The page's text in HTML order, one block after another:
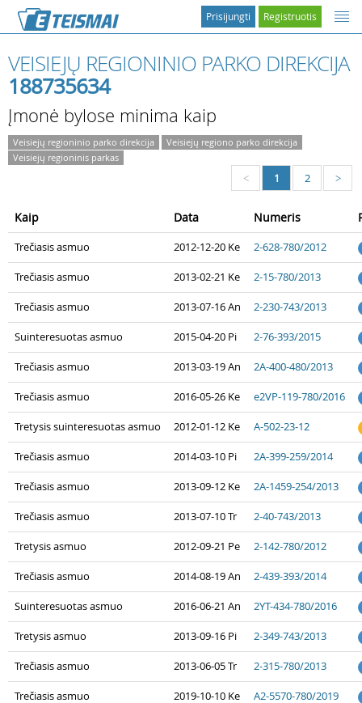
Registruotis
Prisijungti
VEISIEJŲ REGIONINIO PARKO DIREKCIJA
188735634
Įmonė bylose minima kaip
Veisiejų regioninio parko direkcija
Veisiejų regiono parko direkcija
Veisiejų regioninis parkas
< 1 2 >
Kaip Data Numeris
Trečiasis asmuo 2012-12-20 Ke 2-628-780/2012
Trečiasis asmuo 2013-02-21 Ke 2-15-780/2013
Trečiasis asmuo 2013-07-16 An 2-230-743/2013
Suinteresuotas asmuo 2015-04-20 Pi 2-76-393/2015
Trečiasis asmuo 2013-03-19 An 2A-400-480/2013
Trečiasis asmuo 2016-05-26 Ke e2VP-119-780/2016
Tretysis suinteresuotas asmuo 2012-01-12 Ke A-502-23-12
Trečiasis asmuo 2014-03-10 Pi 2A-399-259/2014
Trečiasis asmuo 2013-09-12 Ke 2A-1459-254/2013
Trečiasis asmuo 2013-07-10 Tr 2-40-743/2013
Tretysis asmuo 2012-09-21 Pe 2-142-780/2012
Trečiasis asmuo 2014-08-19 An 2-439-393/2014
Suinteresuotas asmuo 2016-06-21 An 2YT-434-780/2016
Tretysis asmuo 2013-09-16 Pi 2-349-743/2013
Trečiasis asmuo 2013-06-05 Tr 2-315-780/2013
Trečiasis asmuo 2019-10-10 Ke A2-5570-780/2019